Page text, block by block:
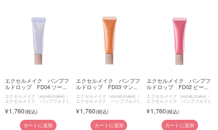
エクセルメイク パンプフ
ルドロップ FD04 ソー...
エクセルメイク（exceLmake)
エクセルメイク パンプフルドロ
ップ
1,760
カートに追加
エクセルメイク パンプフ
ルドロップ FD03 マン...
エクセルメイク（exceLmake)
エクセルメイク パンプフルドロ
ップ
1,760
カートに追加
エクセルメイク パンプフ
ルドロップ FD02 ピー...
エクセルメイク（exceLmake)
エクセルメイク パンプフルドロ
ップ
1,760
カートに追加